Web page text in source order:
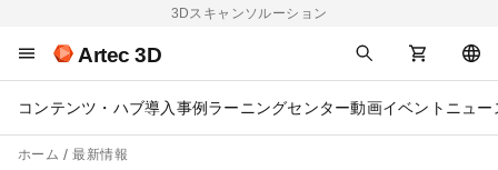
3Dスキャンソルーション
Artec 3D
コンテンツ・ハブ導入事例 ラーニングセンター動画イベント ニュー
ホーム 最新情報